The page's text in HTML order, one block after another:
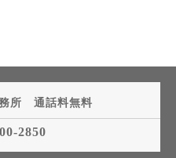
所 通話料無料
2850